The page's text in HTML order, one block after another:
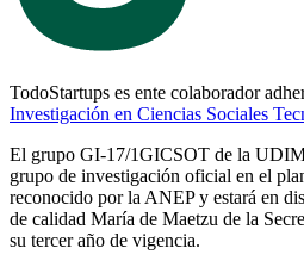
TodoStartups es ente colaborador
Investigación en Ciencias Sociales
El grupo GI-17/1GICSOT de la
grupo de investigación oficial en el
reconocido por la ANEP y estará en
de calidad María de Maetzu de la
su tercer año de vigencia.